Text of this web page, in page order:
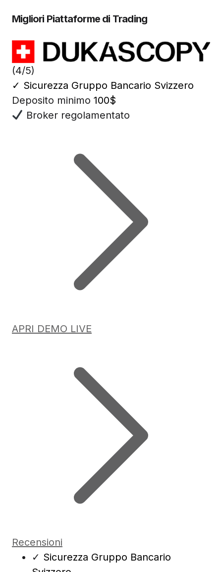
Migliori Piattaforme di Trading
(4/5)
✓ Sicurezza Gruppo Bancario Svizzero
Deposito minimo 100$
Broker regolamentato
APRI DEMO LIVE
Recensioni
✓ Sicurezza Gruppo Bancario